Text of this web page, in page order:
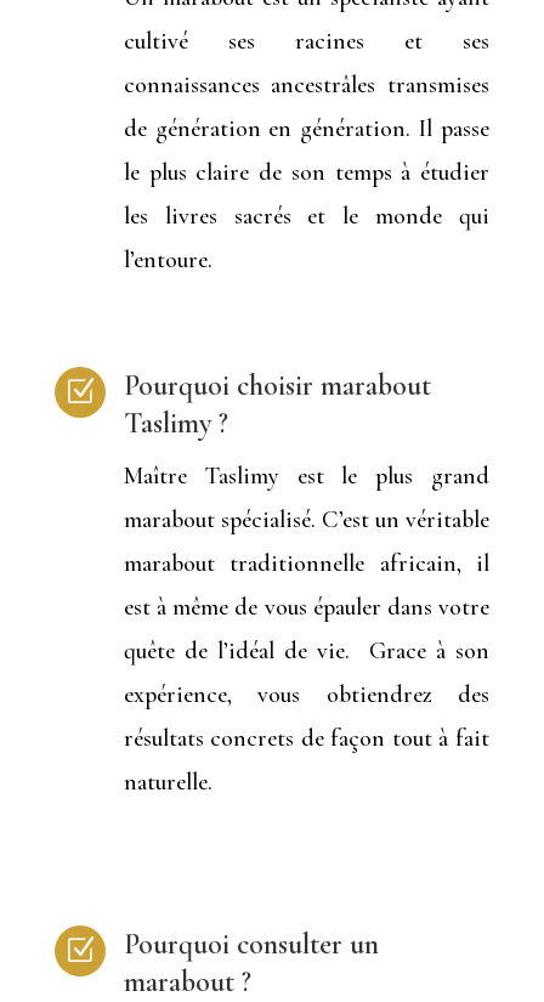
cultivé ses racines et ses
connaissances ancestrâles transmises
de génération en génération. Il passe
le plus claire de son temps à étudier
les livres sacrés et le monde qui
l’entoure.
Z
Pourquoi choisir marabout
Taslimy ?
Maître Taslimy est le plus grand
marabout spécialisé. C’est un véritable
marabout traditionnelle africain, il
est à même de vous épauler dans votre
quête de l’idéal de vie. Grace à son
expérience, vous obtiendrez des
résultats concrets de façon tout à fait
naturelle.
Z
Pourquoi consulter un
marabout ?